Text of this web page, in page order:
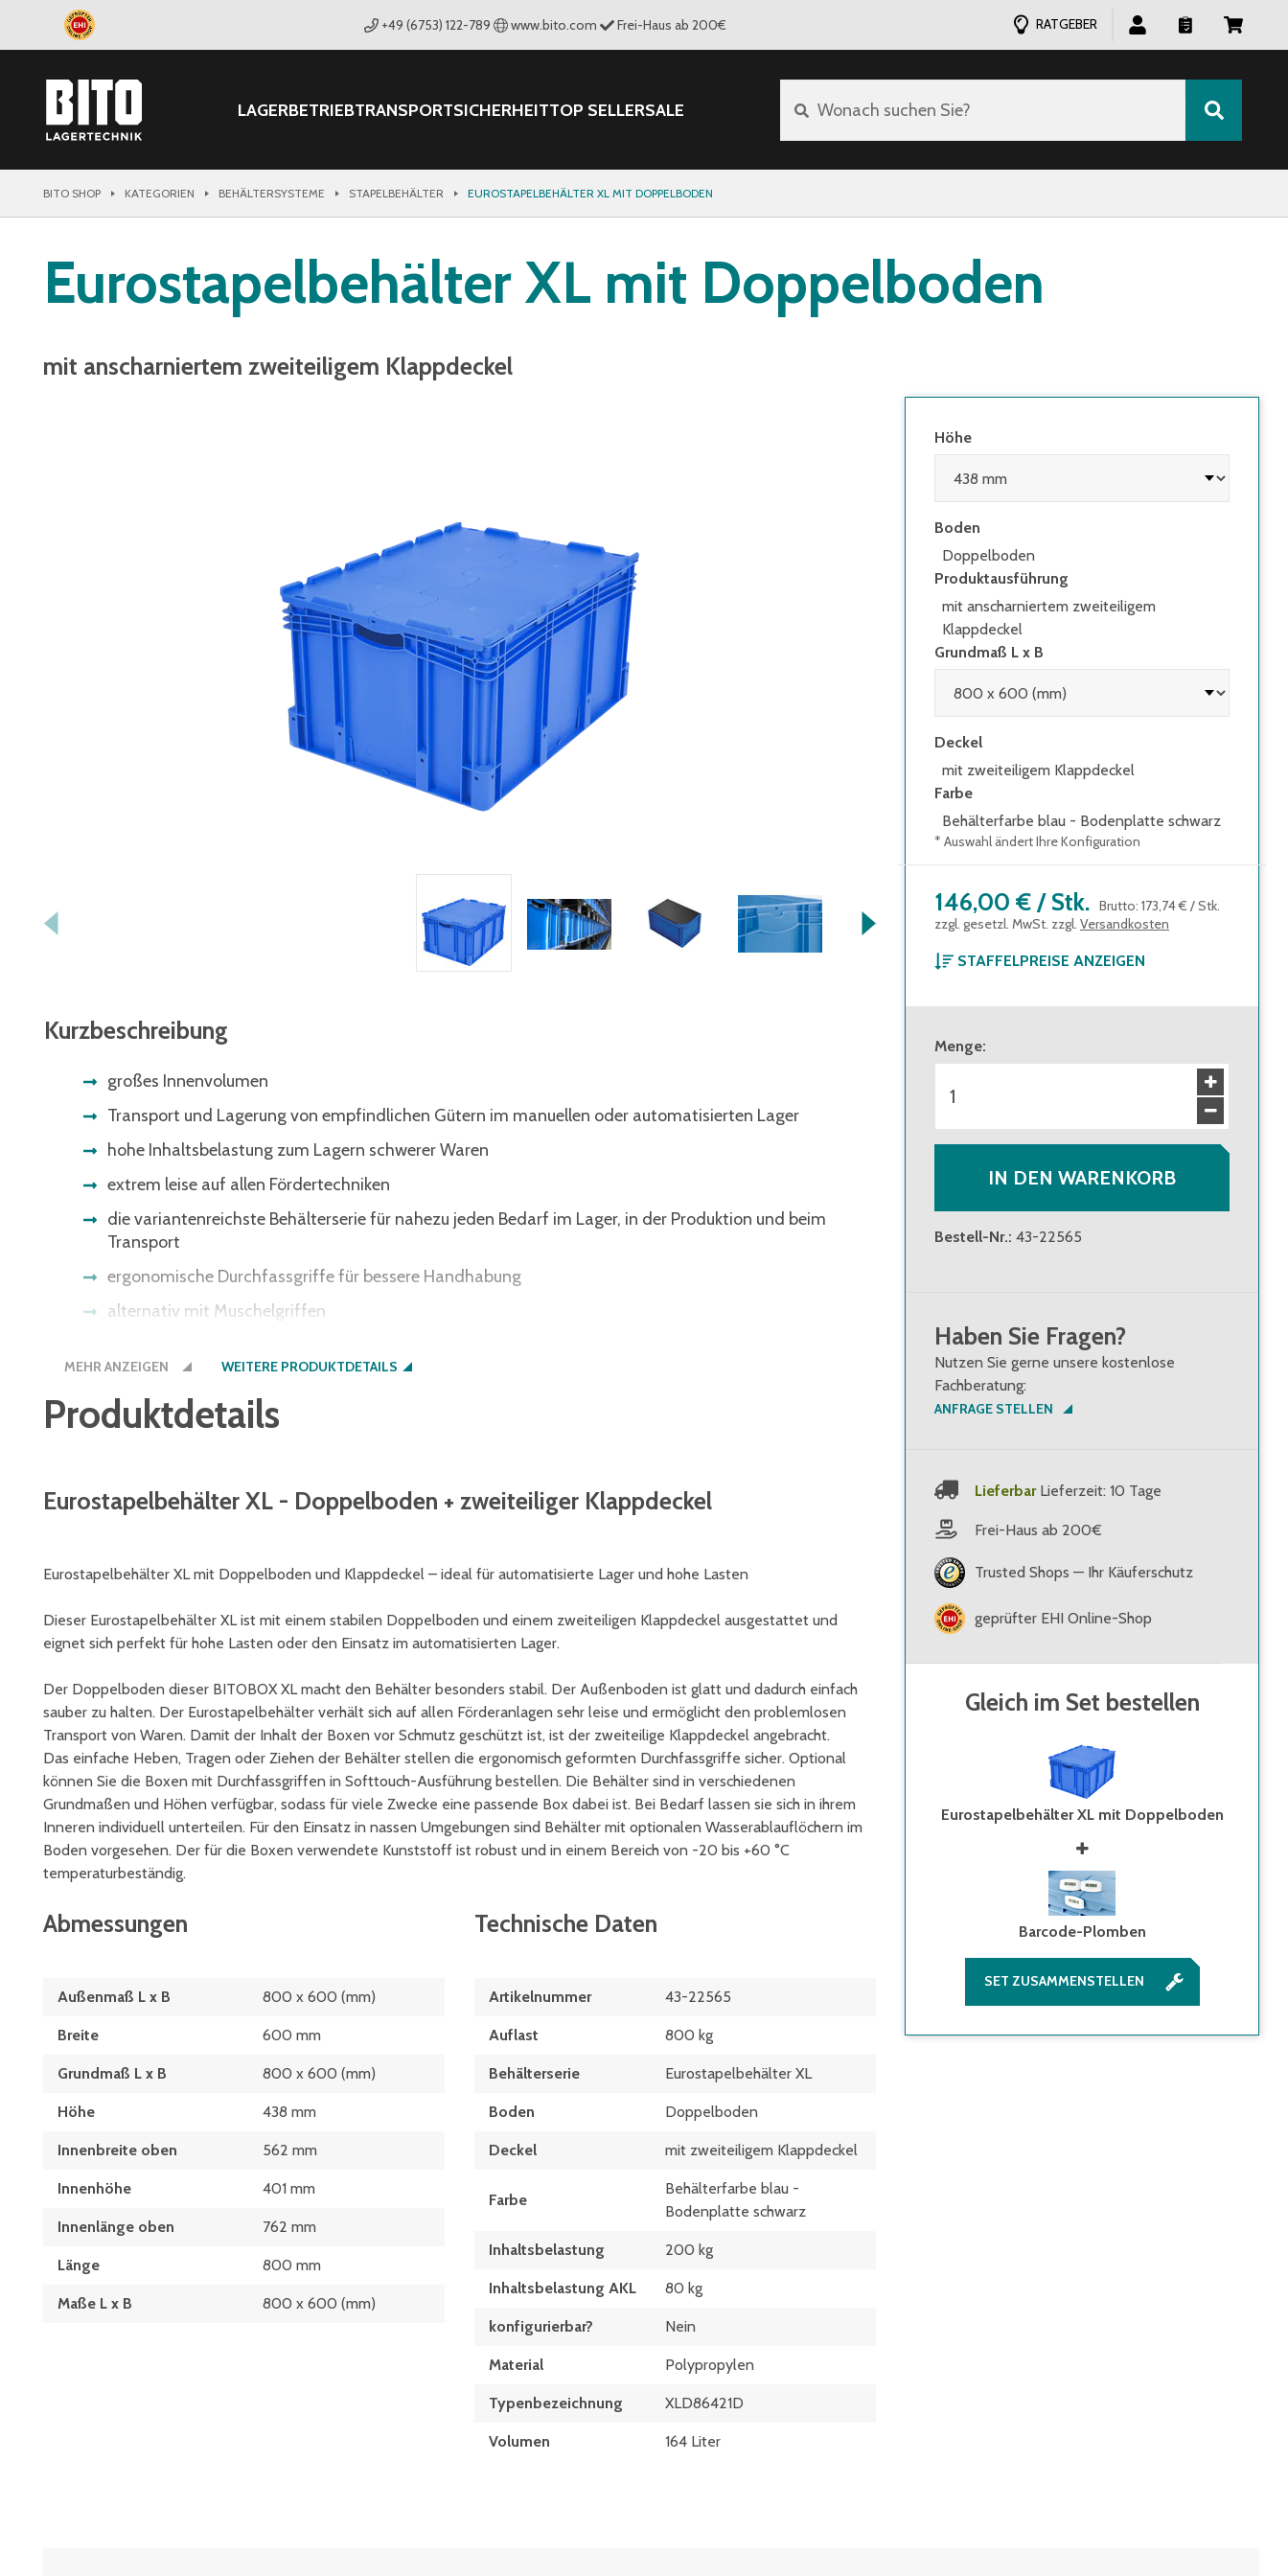
+49 (6753) 122-789 www.bito.com Frei-Haus ab 200€ RATGEBER
LAGERBETRIEBTRANSPORTSICHERHEITTOP SELLERSALE Wonach suchen Sie?
BITO SHOP KATEGORIEN BEHÄLTERSYSTEME STAPELBEHÄLTER EUROSTAPELBEHÄLTER XL MIT DOPPELBODEN
Eurostapelbehälter XL mit Doppelboden
mit anscharniertem zweiteiligem Klappdeckel
Kurzbeschreibung
großes Innenvolumen
Transport und Lagerung von empfindlichen Gütern im manuellen oder automatisierten Lager
hohe Inhaltsbelastung zum Lagern schwerer Waren
extrem leise auf allen Fördertechniken
die variantenreichste Behälterserie für nahezu jeden Bedarf im Lager, in der Produktion und beim
Transport
ergonomische Durchfassgriffe für bessere Handhabung
alternativ mit Muschelgriffen
bieten wir Ihnen den Boden auch in der Behälterfarbe an.
MEHR ANZEIGEN WEITERE PRODUKTDETAILS
Produktdetails
Eurostapelbehälter XL - Doppelboden + zweiteiliger Klappdeckel
Eurostapelbehälter XL mit Doppelboden und Klappdeckel – ideal für automatisierte Lager und hohe Lasten
Dieser Eurostapelbehälter XL ist mit einem stabilen Doppelboden und einem zweiteiligen Klappdeckel ausgestattet und
eignet sich perfekt für hohe Lasten oder den Einsatz im automatisierten Lager.
Der Doppelboden dieser BITOBOX XL macht den Behälter besonders stabil. Der Außenboden ist glatt und dadurch einfach
sauber zu halten. Der Eurostapelbehälter verhält sich auf allen Förderanlagen sehr leise und ermöglicht den problemlosen
Transport von Waren. Damit der Inhalt der Boxen vor Schmutz geschützt ist, ist der zweiteilige Klappdeckel angebracht.
Das einfache Heben, Tragen oder Ziehen der Behälter stellen die ergonomisch geformten Durchfassgriffe sicher. Optional
können Sie die Boxen mit Durchfassgriffen in Softtouch-Ausführung bestellen. Die Behälter sind in verschiedenen
Grundmaßen und Höhen verfügbar, sodass für viele Zwecke eine passende Box dabei ist. Bei Bedarf lassen sie sich in ihrem
Inneren individuell unterteilen. Für den Einsatz in nassen Umgebungen sind Behälter mit optionalen Wasserablauflöchern im
Boden vorgesehen. Der für die Boxen verwendete Kunststoff ist robust und in einem Bereich von -20 bis +60 °C
temperaturbeständig.
Abmessungen
Außenmaß L x B 800 x 600 (mm)
Breite 600 mm
Grundmaß L x B 800 x 600 (mm)
Höhe 438 mm
Innenbreite oben 562 mm
Innenhöhe 401 mm
Innenlänge oben 762 mm
Länge 800 mm
Maße L x B 800 x 600 (mm)
Technische Daten
Artikelnummer 43-22565
Auflast 800 kg
Behälterserie Eurostapelbehälter XL
Boden Doppelboden
Deckel mit zweiteiligem Klappdeckel
Farbe
Behälterfarbe blau -
Bodenplatte schwarz
Inhaltsbelastung 200 kg
Inhaltsbelastung AKL 80 kg
konfigurierbar? Nein
Material Polypropylen
Typen­be­zeich­nung XLD86421D
Volumen 164 Liter
Höhe
Boden
Doppelboden
Produktausführung
mit anscharniertem zweiteiligem
Klappdeckel
Grundmaß L x B
Deckel
mit zweiteiligem Klappdeckel
Farbe
Behälterfarbe blau - Bodenplatte schwarz
* Auswahl ändert Ihre Konfiguration
146,00 € / Stk. Brutto: 173,74 € /Stk.
zzgl. gesetzl. MwSt. zzgl. Versandkosten
STAFFELPREISE ANZEIGEN
ab 8 Stück
Menge:
IN DEN WARENKORB
Bestell-Nr.: 43-22565
Haben Sie Fragen?
Nutzen Sie gerne unsere kostenlose
Fachberatung:
ANFRAGE STELLEN
Lieferbar Lieferzeit: 10 Tage
Frei-Haus ab 200€
Trusted Shops — Ihr Käuferschutz
geprüfter EHI Online-Shop
Gleich im Set bestellen
Eurostapelbehälter XL mit Doppelboden
Barcode-Plomben
SET ZUSAMMENSTELLEN